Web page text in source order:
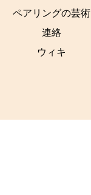
ペアリングの芸術
連絡
ウィキ